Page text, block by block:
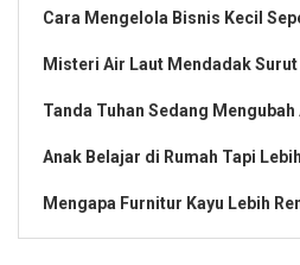
Cara Mengelola Bisnis Kecil
Misteri Air Laut Mendadak
Tanda Tuhan Sedang
Anak Belajar di Rumah Tapi
Mengapa Furnitur Kayu Lebih